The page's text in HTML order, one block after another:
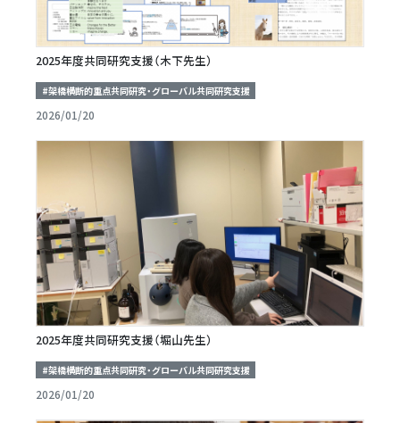
2025年度共同研究支援（木下先生）
#架橋横断的重点共同研究・グローバル共同研究支援
2026/01/20
2025年度共同研究支援（堀山先生）
#架橋横断的重点共同研究・グローバル共同研究支援
2026/01/20